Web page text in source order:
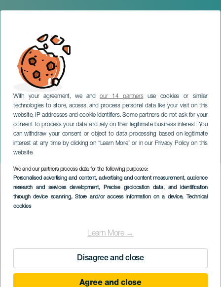
With your agreement, we andour 14 partnersuse cookies or similar
technologies to store, access, and process personal data like your visit on this
website, IP addresses and cookie identifiers. Some partners do not ask for your
consent to process your data and rely on their legitimate business interest. You
can withdraw your consent or object to data processing based on legitimate
interest at any time by clicking on “Learn More” or in our Privacy Policy on this
website.
We and our partners process data for the following purposes:
Personalised advertising and content, advertising and content measurement, audience
research and services development, Precise geolocation data, and identification
through device scanning, Store and/or access information on a device, Technical
cookies
Learn More →
Disagree and close
Agree and close
Besay Pérez in concert
LANZAROTE
Imagen
Listado